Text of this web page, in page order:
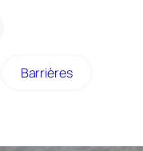
à la
mobilier est
Barrières